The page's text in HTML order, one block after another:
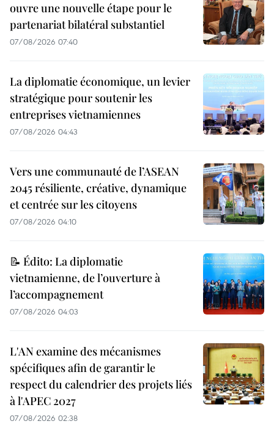
ouvre une nouvelle étape pour le
partenariat bilatéral substantiel
07/08/2026 07:40
La diplomatie économique, un levier
stratégique pour soutenir les
entreprises vietnamiennes
07/08/2026 04:43
Vers une communauté de l’ASEAN
2045 résiliente, créative, dynamique
et centrée sur les citoyens
07/08/2026 04:10
📝 Édito: La diplomatie
vietnamienne, de l’ouverture à
l’accompagnement
07/08/2026 04:03
L'AN examine des mécanismes
spécifiques afin de garantir le
respect du calendrier des projets liés
à l'APEC 2027
07/08/2026 02:38